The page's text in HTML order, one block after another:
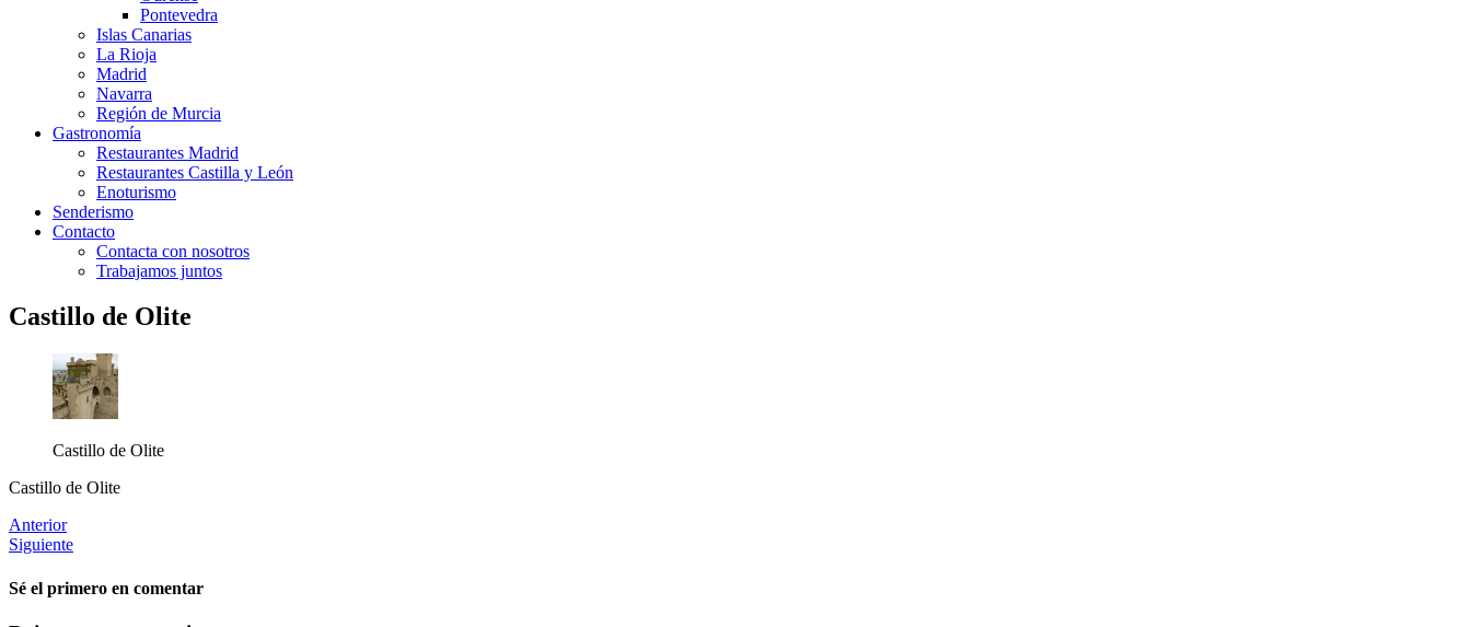
Pontevedra
Islas Canarias
La Rioja
Madrid
Navarra
Región de Murcia
Gastronomía
Restaurantes Madrid
Restaurantes Castilla y León
Enoturismo
Senderismo
Contacto
Contacta con nosotros
Trabajamos juntos
Castillo de Olite
Castillo de Olite
Castillo de Olite
Anterior
Siguiente
Sé el primero en comentar